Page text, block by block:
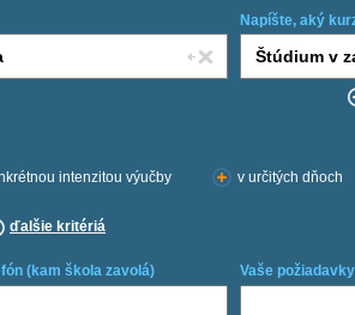
Napíšte, aký
intenzitou výučby v určitých dňoch
ďalšie kritériá
(kam škola zavolá) Vaše